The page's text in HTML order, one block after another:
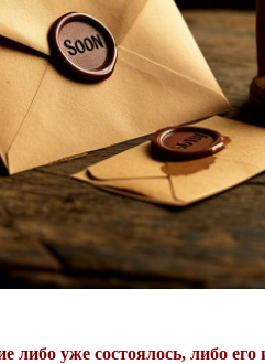
либо уже состоялось, либо его